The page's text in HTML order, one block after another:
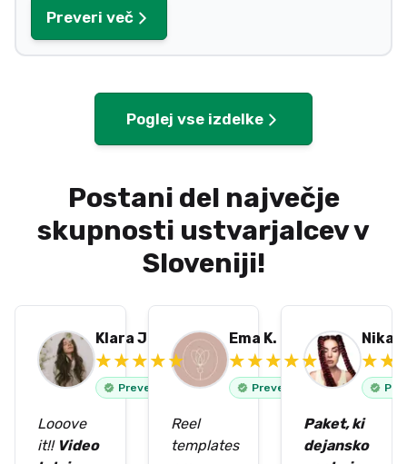
Preveri več
Poglej vse izdelke
Postani del največje
skupnosti ustvarjalcev v
Sloveniji!
Klara J.
Preverjeno
Looove
it!! Video
Ema K.
Preverjeno
Reel
templates
Nika
Paket, ki
dejansko